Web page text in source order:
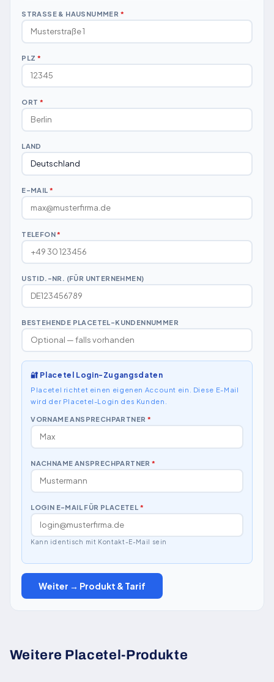
STRASSE & HAUSNUMMER *
PLZ *
ORT *
LAND
E-MAIL *
TELEFON*
USTID.-NR. (FÜR UNTERNEHMEN)
BESTEHENDE PLACETEL-KUNDENNUMMER
🔐 Placetel Login-Zugangsdaten
Placetel richtet einen eigenen Account ein. Diese E-Mail
wird der Placetel-Login des Kunden.
VORNAME ANSPRECHPARTNER *
NACHNAME ANSPRECHPARTNER*
LOGIN E-MAIL FÜR PLACETEL *
Kann identisch mit Kontakt-E-Mail sein
Weiter → Produkt & Tarif
Weitere Placetel-Produkte